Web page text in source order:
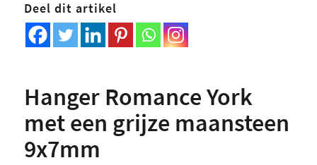
Deel dit artikel
Hanger Romance York
met een grijze maansteen
9x7mm